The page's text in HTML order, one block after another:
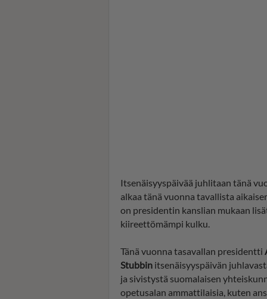
Itsenäisyyspäivää juhlitaan tänä
alkaa tänä vuonna tavallista
on presidentin kanslian mukaan
kiireettömämpi kulku.
Tänä vuonna tasavallan presidentti
Stubbin itsenäisyyspäivän
ja sivistystä suomalaisen
opetusalan ammattilaisia, kuten